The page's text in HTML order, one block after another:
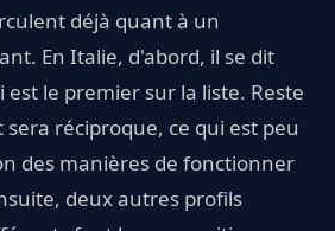
déjà quant à un
En Italie, d'abord, il se dit
est le premier sur la liste. Reste
réciproque, ce qui est peu
des manières de fonctionner
deux autres profils